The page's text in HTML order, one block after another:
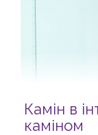
Камін в
каміном